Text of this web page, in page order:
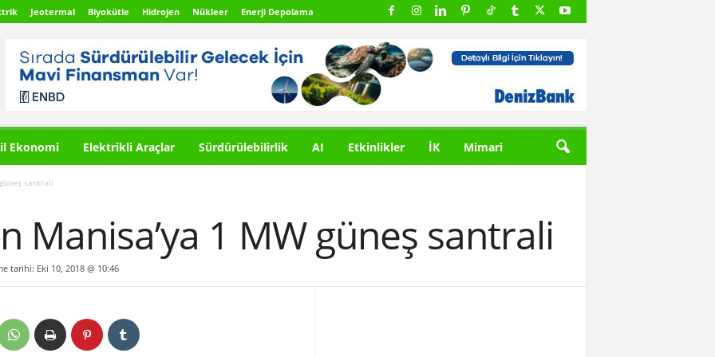
Jeotermal Biyokütle Hidrojen Nükleer Enerji Depolama
Ekonomi Elektrikli Araçlar Sürdürülebilirlik AI Etkinlikler İK Mimari
santrali
Manisa’ya 1 MW güneş santrali
tarihi: Eki 10, 2018 @ 10:46